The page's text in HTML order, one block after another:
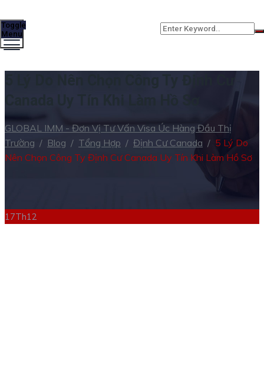
Toggle
Menu
GLOBAL IMM - Đơn Vị Tư Vấn Visa Úc Hàng Đầu Thị
Trường / Blog / Tổng Hợp / Định Cư Canada / 5 Lý Do
Nên Chọn Công Ty Định Cư Canada Uy Tín Khi Làm Hồ Sơ
17Th12